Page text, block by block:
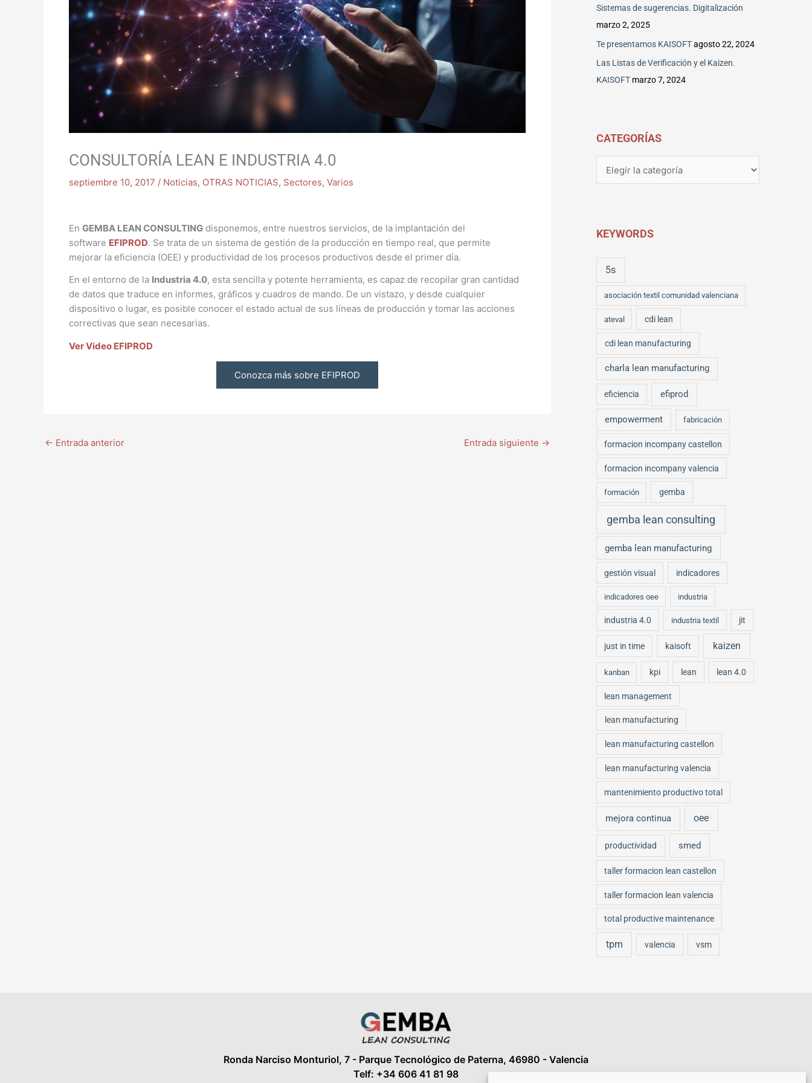
CONSULTORÍA LEAN E INDUSTRIA 4.0
septiembre 10, 2017 / Noticias, OTRAS NOTICIAS, Sectores, Varios
En GEMBA LEAN CONSULTING disponemos, entre nuestros servicios, de la implantación del
software EFIPROD. Se trata de un sistema de gestión de la producción en tiempo real, que permite
mejorar la eficiencia (OEE) y productividad de los procesos productivos desde el primer día.
En el entorno de la Industria 4.0, esta sencilla y potente herramienta, es capaz de recopilar gran cantidad
de datos que traduce en informes, gráficos y cuadros de mando. De un vistazo, y desde cualquier
dispositivo o lugar, es posible conocer el estado actual de sus líneas de producción y tomar las acciones
correctivas que sean necesarias.
Ver Video EFIPROD
Conozca más sobre EFIPROD
← Entrada anterior Entrada siguiente →
Sistemas de sugerencias. Digitalización
marzo 2, 2025
Te presentamos KAISOFTagosto 22, 2024
Las Listas de Verificación y el Kaizen.
KAISOFT marzo 7, 2024
CATEGORÍAS
KEYWORDS
5s
asociación textil comunidad valenciana
ateval cdi lean
cdi lean manufacturing
charla lean manufacturing
eficiencia efiprod
empowerment fabricación
formacion incompany castellon
formacion incompany valencia
formación gemba
gemba lean consulting
gemba lean manufacturing
gestión visual indicadores
indicadores oee industria
industria 4.0 industria textil jit
just in time kaisoft kaizen
kanban kpi lean lean 4.0
lean management
lean manufacturing
lean manufacturing castellon
lean manufacturing valencia
mantenimiento productivo total
mejora continua oee
productividad smed
taller formacion lean castellon
taller formacion lean valencia
total productive maintenance
tpm valencia vsm
Ronda Narciso Monturiol, 7 - Parque Tecnológico de Paterna, 46980 - Valencia
Telf: +34 606 41 81 98